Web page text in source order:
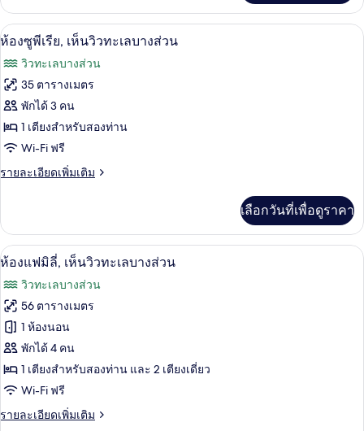
เกี่ยว
กับ
ห้อง
พี
เรีย
เปิด
ภาพถ่าย
ทั้งหมด
ของ
ห้อง
ซู
พี
เห็น
วิว
ทะเล
บาง
ส่วน
ห้องซูพีเรีย, เห็นวิวทะเลบางส่วน | เค
5
ห้องซูพีเรีย, เห็นวิวทะเลบางส่วน
วิวทะเลบางส่วน
35 ตารางเมตร
พักได้ 3 คน
1 เตียงสำหรับสองท่าน
Wi-Fi ฟรี
รายละเอียดเพิ่มเติม
ราย
เกี่ยว
กับ
ห้อง
พี
เรีย,
เห็น
วิว
ทะเล
บาง
ส่วน
เลือกวันที่เพื่อดูราคา
เปิด
ภาพถ่าย
ทั้งหมด
ของ
ห้อง
แฟ
มิ
ลี่,
ห้องแฟมิลี่, เห็นวิวทะเลบางส่วน | เค
6
ห้องแฟมิลี่, เห็นวิวทะเลบางส่วน
วิวทะเลบางส่วน
56 ตารางเมตร
1 ห้องนอน
พักได้ 4 คน
1 เตียงสำหรับสองท่าน และ 2 เตียงเดี่ยว
Wi-Fi ฟรี
รายละเอียดเพิ่มเติม
ราย